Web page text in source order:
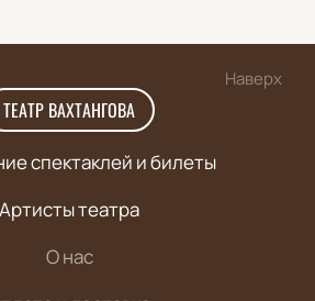
Наверх
ТЕАТР ВАХТАНГОВА
спектаклей и билеты
Артисты театра
О нас